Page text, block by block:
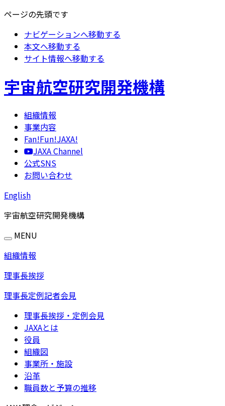
ページの先頭です
ナビゲーションへ移動する
本文へ移動する
サイト情報へ移動する
宇宙航空研究開発機構
組織情報
事業内容
Fan!Fun!JAXA!
JAXA Channel
公式SNS
お問い合わせ
English
宇宙航空研究開発機構
MENU
組織情報
理事長挨拶
理事長定例記者会見
理事長挨拶・定例会見
JAXAとは
役員
組織図
事業所・施設
沿革
職員数と予算の推移